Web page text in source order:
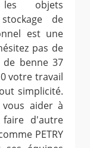
objets
de
est une
pas de
de benne 37
votre travail
simplicité.
aider à
d'autre
PETRY